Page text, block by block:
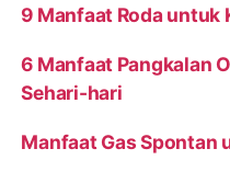
9 Manfaat Roda untuk
6 Manfaat Pangkalan
Sehari-hari
Manfaat Gas Spontan